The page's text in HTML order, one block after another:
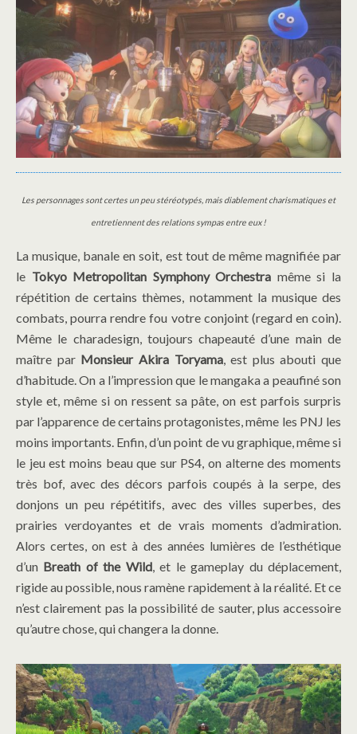
Les personnages sont certes un peu stéréotypés, mais diablement charismatiques et
entretiennent des relations sympas entre eux !
La musique, banale en soit, est tout de même magnifiée par
le Tokyo Metropolitan Symphony Orchestra même si la
répétition de certains thèmes, notamment la musique des
combats, pourra rendre fou votre conjoint (regard en coin).
Même le charadesign, toujours chapeauté d’une main de
maître par Monsieur Akira Toryama, est plus abouti que
d’habitude. On a l’impression que le mangaka a peaufiné son
style et, même si on ressent sa pâte, on est parfois surpris
par l’apparence de certains protagonistes, même les PNJ les
moins importants. Enfin, d’un point de vu graphique, même si
le jeu est moins beau que sur PS4, on alterne des moments
très bof, avec des décors parfois coupés à la serpe, des
donjons un peu répétitifs, avec des villes superbes, des
prairies verdoyantes et de vrais moments d’admiration.
Alors certes, on est à des années lumières de l’esthétique
d’un Breath of the Wild, et le gameplay du déplacement,
rigide au possible, nous ramène rapidement à la réalité. Et ce
n’est clairement pas la possibilité de sauter, plus accessoire
qu’autre chose, qui changera la donne.